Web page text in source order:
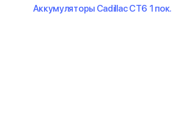
Аккумуляторы Cadillac CT6 1 пок.